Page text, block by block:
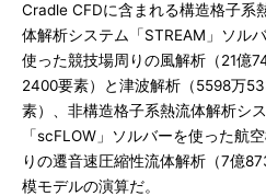
Cradle CFDに含まれる構造格子系
体解析システム「STREAM」ソル
使った競技場周りの風解析（21億
2400要素）と津波解析（5598万
素）、非構造格子系熱流体解析シ
「scFLOW」ソルバーを使った航
りの遷音速圧縮性流体解析（7億
模モデルの演算だ。